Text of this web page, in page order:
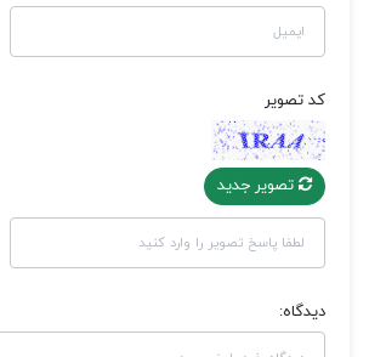
کد تصویر
تصویر جدید
دیدگاه: